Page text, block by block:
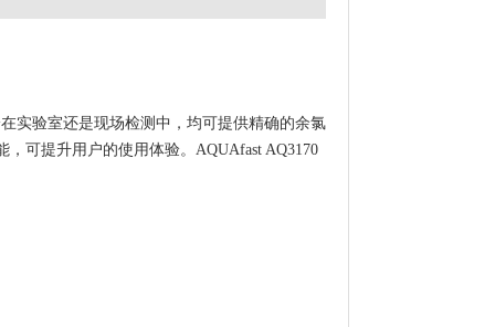
实验室还是现场检测中，均可提供精确的余氯
可提升用户的使用体验。AQUAfast AQ3170